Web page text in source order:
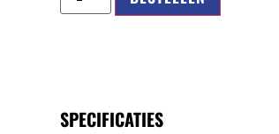
SPECIFICATIES